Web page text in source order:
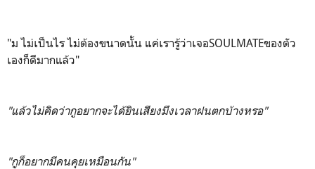
"ม ไม่เป็นไร ไม่ต้องขนาดนั้น แค่เรารู้ว่าเจอSOULMATEของตัว
เองก็ดีมากแล้ว"
"แล้วไม่คิดว่ากูอยากจะได้ยินเสียงมึงเวลาฝนตกบ้างหรอ"
"กูก็อยากมีคนคุยเหมือนกัน"